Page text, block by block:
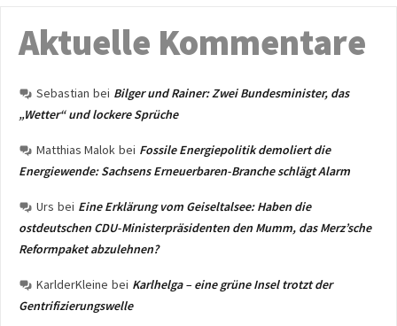
Aktuelle Kommentare
Sebastian bei Bilger und Rainer: Zwei Bundesminister, das
„Wetter“ und lockere Sprüche
Matthias Malok bei Fossile Energiepolitik demoliert die
Energiewende: Sachsens Erneuerbaren-Branche schlägt Alarm
Urs bei Eine Erklärung vom Geiseltalsee: Haben die
ostdeutschen CDU-Ministerpräsidenten den Mumm, das Merz’sche
Reformpaket abzulehnen?
KarlderKleine bei Karlhelga – eine grüne Insel trotzt der
Gentrifizierungswelle